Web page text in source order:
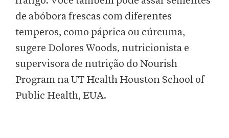
de abóbora frescas com diferentes
temperos, como páprica ou cúrcuma,
sugere Dolores Woods, nutricionista e
supervisora de nutrição do Nourish
Program na UT Health Houston School of
Public Health, EUA.